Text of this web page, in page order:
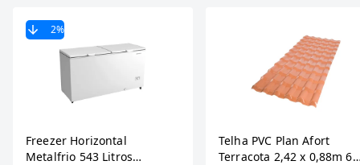
2%
Freezer Horizontal
Metalfrio 543 Litros
Telha PVC Plan Afort
Terracota 2,42 x 0,88m 6